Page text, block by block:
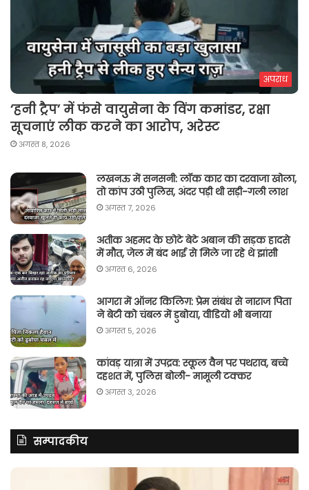
अपराध
‘हनी ट्रैप’ में फंसे वायुसेना के विंग कमांडर, रक्षा
सूचनाएं लीक करने का आरोप, अरेस्ट
अगस्त 8, 2026
लखनऊ में सनसनी: लॉक कार का दरवाजा खोला,
तो कांप उठी पुलिस, अंदर पड़ी थी सड़ी-गली लाश
अगस्त 7, 2026
अतीक अहमद के छोटे बेटे अबान की सड़क हादसे
में मौत, जेल में बंद भाई से मिले जा रहे थे झांसी
अगस्त 6, 2026
आगरा में ऑनर किलिग़: प्रेम संबंध से नाराज पिता
ने बेटी को चंबल में डुबोया, वीडियो भी बनाया
अगस्त 5, 2026
कांवड़ यात्रा में उपद्रव: स्कूल वैन पर पथराव, बच्चे
दहशत में, पुलिस बोली- मामूली टक्कर
अगस्त 3, 2026
सम्पादकीय